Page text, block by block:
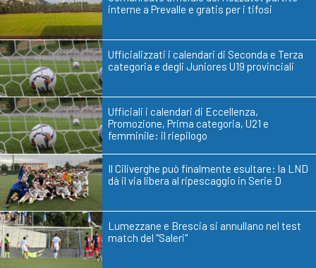
interne a Prevalle e gratis per i tifosi
Ufficializzati i calendari di Seconda e Terza
categoria e degli Juniores U19 provinciali
Ufficiali i calendari di Eccellenza,
Promozione, Prima categoria, U21 e
femminile: il riepilogo
Il Ciliverghe può finalmente esultare: la LND
dà il via libera al ripescaggio in Serie D
Lumezzane e Brescia si annullano nel test
match del "Saleri"